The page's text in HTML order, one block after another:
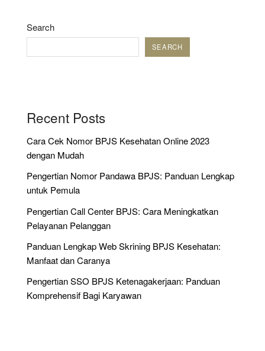
Search
SEARCH
Recent Posts
Cara Cek Nomor BPJS Kesehatan Online 2023
dengan Mudah
Pengertian Nomor Pandawa BPJS: Panduan Lengkap
untuk Pemula
Pengertian Call Center BPJS: Cara Meningkatkan
Pelayanan Pelanggan
Panduan Lengkap Web Skrining BPJS Kesehatan:
Manfaat dan Caranya
Pengertian SSO BPJS Ketenagakerjaan: Panduan
Komprehensif Bagi Karyawan